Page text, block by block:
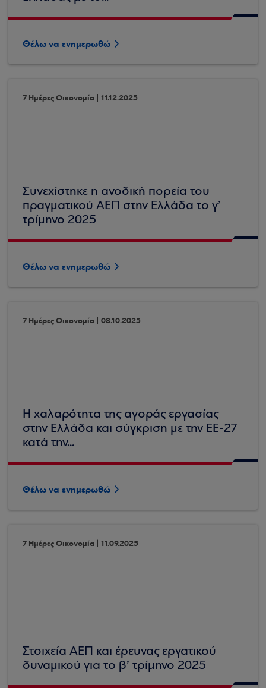
Θέλω να ενημερωθώ
7 Ημέρες Οικονομία | 11.12.2025
Συνεχίστηκε η ανοδική πορεία του
πραγματικού ΑΕΠ στην Ελλάδα το γ’
τρίμηνο 2025
Θέλω να ενημερωθώ
7 Ημέρες Οικονομία | 08.10.2025
Η χαλαρότητα της αγοράς εργασίας
στην Ελλάδα και σύγκριση με την ΕΕ-27
κατά την...
Θέλω να ενημερωθώ
7 Ημέρες Οικονομία | 11.09.2025
Στοιχεία ΑΕΠ και έρευνας εργατικού
δυναμικού για το β’ τρίμηνο 2025